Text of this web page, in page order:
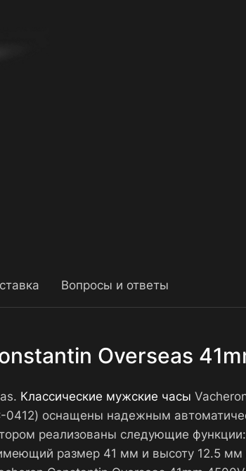
Вопросы и ответы
Overseas
Классические мужские часы
0412) оснащены надежным
реализованы следующие
размер 41 мм и высоту 12.5 мм